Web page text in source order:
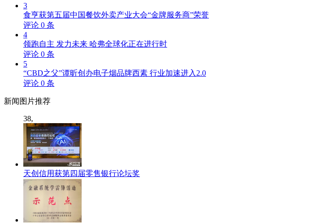
3
食亨获第五届中国餐饮外卖产业大会“金牌服务商”荣誉
评论 0 条
4
领跑自主 发力未来 哈弗全球化正在进行时
评论 0 条
5
“CBD之父”谭昕创办电子烟品牌西素 行业加速进入2.0
评论 0 条
新闻 图片推荐
38,
天创信用获第四届零售银行论坛奖